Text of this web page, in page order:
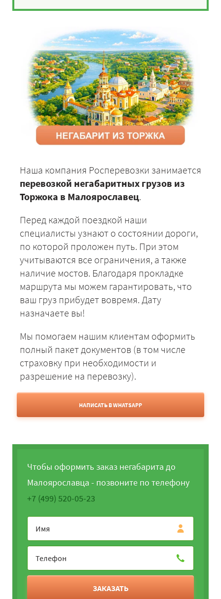
Наша компания Росперевозки занимается
перевозкой негабаритных грузов из
Торжока в Малоярославец.
Перед каждой поездкой наши
специалисты узнают о состоянии дороги,
по которой проложен путь. При этом
учитываются все ограничения, а также
наличие мостов. Благодаря прокладке
маршрута мы можем гарантировать, что
ваш груз прибудет вовремя. Дату
назначаете вы!
Мы помогаем нашим клиентам оформить
полный пакет документов (в том числе
страховку при необходимости и
разрешение на перевозку).
НАПИСАТЬ В WHATSAPP
Чтобы оформить заказ негабарита до
Малоярославца - позвоните по телефону
+7 (499) 520-05-23
ЗАКАЗАТЬ